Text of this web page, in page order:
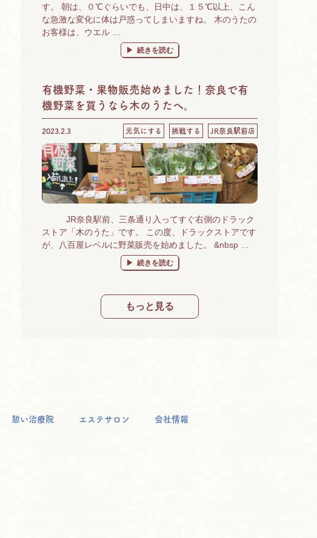
す。 朝は、０℃ぐらいでも、日中は、１５℃以上、こん
な急激な変化に体は戸惑ってしまいますね。 木のうたの
お客様は、ウエル …
“季節の変わり目の体調不良に「若甦」が効く！” の
続きを読む
有機野菜・果物販売始めました！奈良で有
機野菜を買うなら木のうたへ。
2023.2.3 元気にする 挑戦する JR奈良駅前店
JR奈良駅前、三条通り入ってすぐ右側のドラック
ストア「木のうた」です。 この度、ドラックストアです
が、八百屋レベルに野菜販売を始めました。 &nbsp …
“有機野菜・果物販売始めました！奈良で有機野菜を
続きを読む
もっと見る
憩い治療院 エステサロン 会社情報